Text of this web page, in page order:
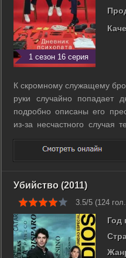
1 сезон 16 серия
К скромному служащему
руки случайно попадает
подробно описаны его
из-за несчастного случая
сам и есть маньяк. С
меняться. Полицейская
эту возможность, чтобы ...
Убийство (2011)
3.5/5 (124
Год